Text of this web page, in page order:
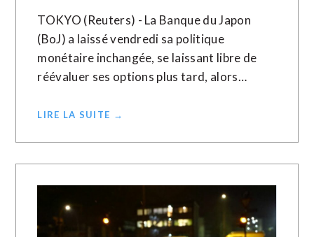
TOKYO (Reuters) - La Banque du Japon
(BoJ) a laissé vendredi sa politique
monétaire inchangée, se laissant libre de
réévaluer ses options plus tard, alors…
LIRE LA SUITE →